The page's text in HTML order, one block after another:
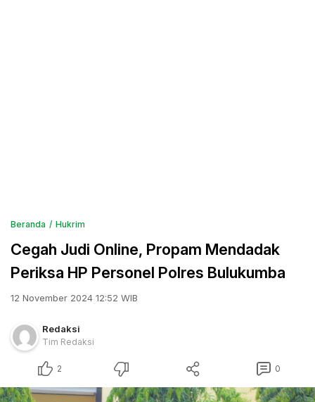
Beranda Hukrim
Cegah Judi Online, Propam Mendadak
Periksa HP Personel Polres Bulukumba
12 November 2024 12:52 WIB
Redaksi
Tim Redaksi
2 0